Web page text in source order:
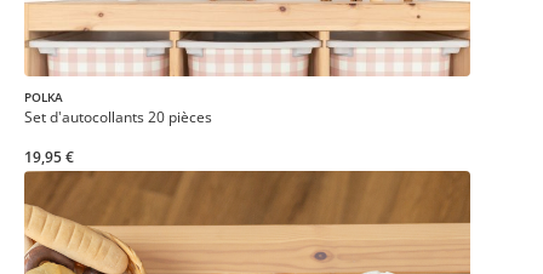
POLKA
Set d'autocollants 20 pièces
19,95 €